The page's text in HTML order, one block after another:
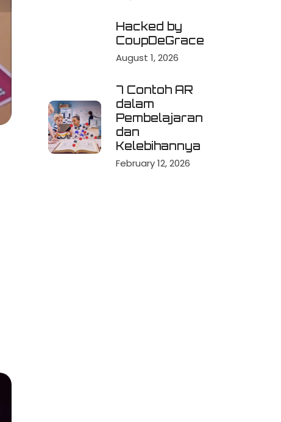
Hacked by
CoupDeGrace
August 1, 2026
7 Contoh AR
dalam
Pembelajaran
dan
Kelebihannya
February 12, 2026